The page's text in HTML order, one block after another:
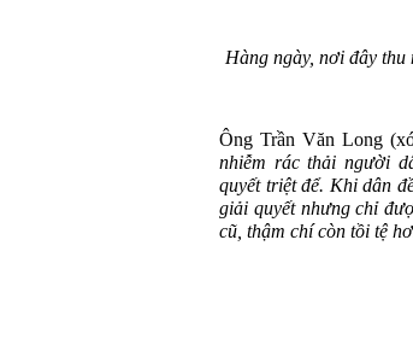
Hàng ngày, nơi đây
Ông Trần Văn Long
nhiễm rác thải người
quyết triệt để. Khi dân
giải quyết nhưng chỉ
cũ, thậm chí còn tồi tệ